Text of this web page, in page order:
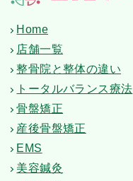
Home
店舗一覧
整骨院と整体の違い
トータルバランス療法
骨盤矯正
産後骨盤矯正
EMS
美容鍼灸